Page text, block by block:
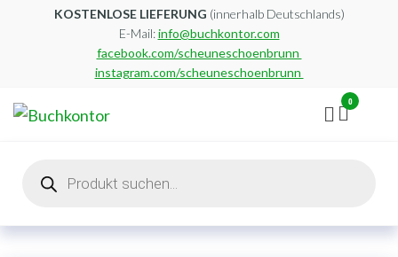
KOSTENLOSE LIEFERUNG (innerhalb Deutschlands)
E-Mail:info@buchkontor.com
facebook.com/scheuneschoenbrunn
instagram.com/scheuneschoenbrunn
0
search